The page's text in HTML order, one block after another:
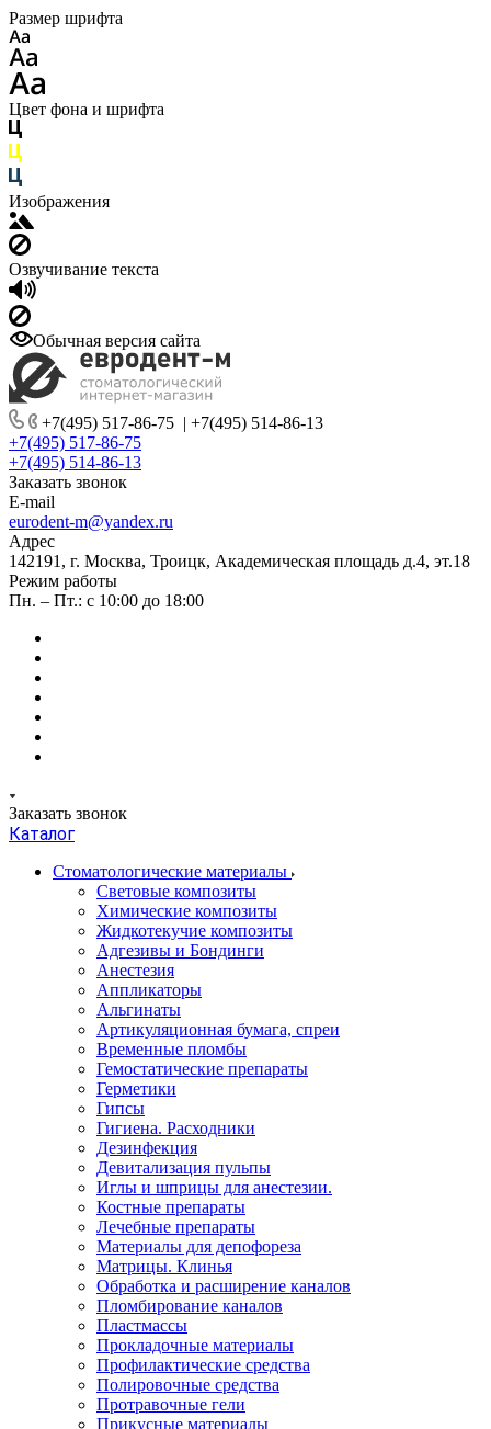
Размер шрифта
Цвет фона и шрифта
Изображения
Озвучивание текста
Обычная версия сайта
+7(495) 517-86-75 | +7(495) 514-86-13
+7(495) 517-86-75
+7(495) 514-86-13
Заказать звонок
E-mail
eurodent-m@yandex.ru
Адрес
142191, г. Москва, Троицк, Академическая площадь д.4, эт.18
Режим работы
Пн. – Пт.: с 10:00 до 18:00
Заказать звонок
Каталог
Стоматологические материалы
Световые композиты
Химические композиты
Жидкотекучие композиты
Адгезивы и Бондинги
Анестезия
Аппликаторы
Альгинаты
Артикуляционная бумага, спреи
Временные пломбы
Гемостатические препараты
Герметики
Гипсы
Гигиена. Расходники
Дезинфекция
Девитализация пульпы
Иглы и шприцы для анестезии.
Костные препараты
Лечебные препараты
Материалы для депофореза
Матрицы. Клинья
Обработка и расширение каналов
Пломбирование каналов
Пластмассы
Прокладочные материалы
Профилактические средства
Полировочные средства
Протравочные гели
Прикусные материалы